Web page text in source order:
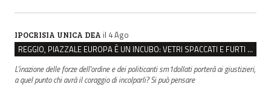
IPOCRISIA UNICA DEA il 4 Ago
REGGIO, PIAZZALE EUROPA È UN INCUBO: VETRI SPACCATI E FURTI SULLE AUTO IN SOSTA
L'inazione delle forze dell'ordine e dei politicanti sm1dollati porterà ai giustizieri,
a quel punto chi avrà il coraggio di incolparli? Si può pensare